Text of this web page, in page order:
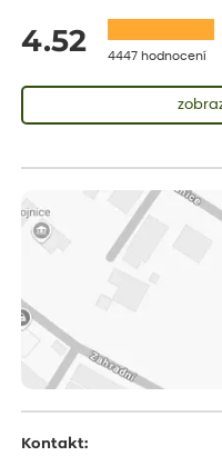
4.52 4447 hodnocení
vše v naprostém
ověřený nákup
Jana
Flos je nejlepší
Kontakt: